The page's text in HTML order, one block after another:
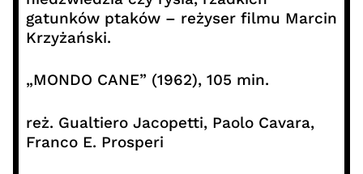
gatunków ptaków – reżyser filmu Marcin
Krzyżański.
„MONDO CANE” (1962), 105 min.
reż. Gualtiero Jacopetti, Paolo Cavara,
Franco E. Prosperi